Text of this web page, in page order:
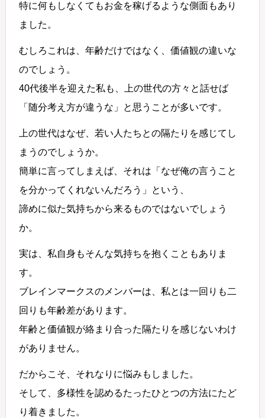
特に何もしなくてもお金を稼げるような側面もあり
ました。
むしろこれは、年齢だけではなく、価値観の違いな
のでしょう。
40代後半を迎えた私も、上の世代の方々と話せば
「随分考え方が違うな」と思うことが多いです。
上の世代はなぜ、若い人たちとの隔たりを感じてし
まうのでしょうか。
簡単に言ってしまえば、それは「なぜ俺の言うこと
を分かってくれないんだろう」という、
諦めに似た気持ちから来るものではないでしょう
か。
実は、私自身もそんな気持ちを抱くこともありま
す。
ブレインマークスのメンバーは、私とは一回りも二
回りも年齢差があります。
年齢と価値観が絡まり合った隔たりを感じないわけ
がありません。
だからこそ、それなりに悩みもしました。
そして、多様性を認めるたったひとつの方法にたど
り着きました。